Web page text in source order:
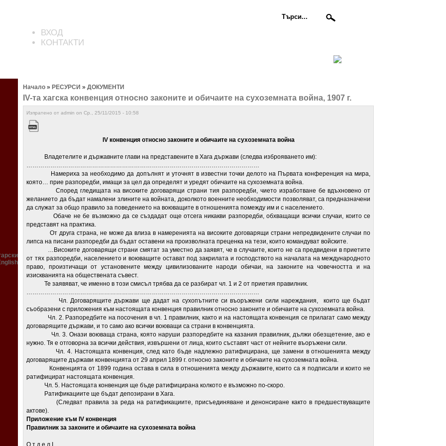
ВХОД
КОНТАКТИ
Начало » РЕСУРСИ »ДОКУМЕНТИ
IV-та хагска конвенция относно законите и обичаите на сухоземната война, 1907 г.
Изпратено от admin on Ср., 25/11/2015 - 10:58
IVконвенция относно законите и обичаите на сухоземната война
Владетелите и държавните глави на представените в Хага държави (следва изброяването им):
………………………………………………………………………………………………………
Намериха за необходимо да допълнят и уточнят в известни точки делото на Първата конференция на мира,
която… прие разпоредби, имащи за цел да определят и уредят обичаите на сухоземната война.
Според гледищата на високите договарящи страни тия разпоредби, чието изработване бе вдъхновено от
желанието да бъдат намалени злините на войната, доколкото военните необходимости позволяват, са предназначени
да служат за общо правило за поведението на воюващите в отношенията помежду им и с населението.
Обаче не бе възможно да се създадат още отсега никакви разпоредби, обхващащи всички случаи, които се
представят на практика.
От друга страна, не може да влиза в намеренията на високите договарящи страни непредвидените случаи по
липса на писани разпоредби да бъдат оставени на произволната преценка на тези, които командуват войските.
…Високите договарящи страни смятат за уместно да заявят, че в случаите, които не са предвидени в приетите
от тях разпоредби, населението и воюващите остават под закрилата и господството на началата на международното
право, произтичащи от установените между цивилизованите народи обичаи, на законите на човечността и на
изискванията на обществената съвест.
Те заявяват, че именно в този смисъл трябва да се разбират чл. 1 и 2 от приетия правилник.
………………………………………………………………………………………………………
Чл. Договарящите държави ще дадат на сухопътните си въоръжени сили нареждания, които ще бъдат
съобразени с приложения към настоящата конвенция правилник относно законите и обичаите на сухоземната война.
Чл. 2. Разпоредбите на посочения в чл. 1 правилник, както и на настоящата конвенция се прилагат само между
договарящите държави, и то само ако всички воюващи са страни в конвенцията.
Чл. 3. Онази воюваща страна, която наруши разпоредбите на казания правилник, дължи обезщетение, ако е
нужно. Тя е отговорна за всички действия, извършени от лица, които съставят част от нейните въоръжени сили.
Чл. 4. Настоящата конвенция, след като бъде надлежно ратифицирана, ще замени в отношенията между
договарящите държави конвенцията от 29 април 1899 г. относно законите и обичаите на сухоземната война.
Конвенцията от 1899 година остава в сила в отношенията между държавите, които са я подписали и които не
ратифицират настоящата конвенция.
Чл. 5. Настоящата конвенция ще бъде ратифицирана колкото е възможно по-скоро.
Ратификациите ще бъдат депозирани в Хага.
(Следват правила за реда на ратификациите, присъединяване и денонсиране както в предшествуващите
актове).
Приложение към IV конвенция
Правилник за законите и обичаите на сухоземната война